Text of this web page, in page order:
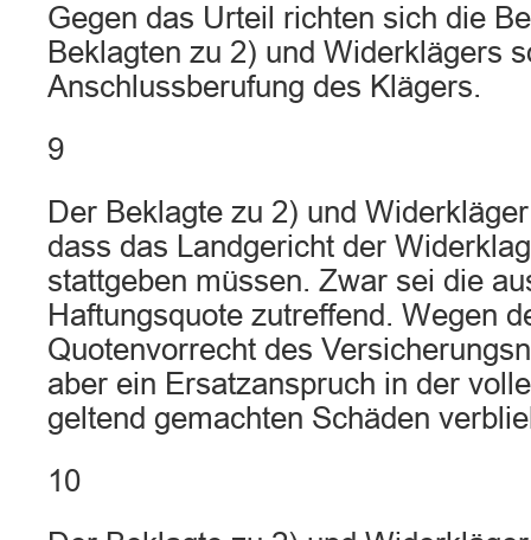
Gegen das Urteil richten sich die
Beklagten zu 2) und Widerklägers
Anschlussberufung des Klägers.
9
Der Beklagte zu 2) und
dass das Landgericht der
stattgeben müssen. Zwar sei die
Haftungsquote zutreffend. Wegen
Quotenvorrecht des
aber ein Ersatzanspruch in der
geltend gemachten Schäden
10